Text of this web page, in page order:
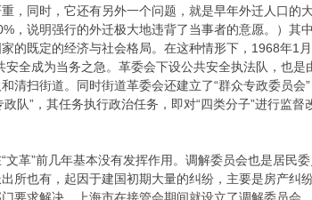
，同时，它还有另外一个问题，就是早年外迁人口的
，说明强行的外迁极大地违背了当事者的意愿。）其
的既定的经济与社会格局。在这种情形下，1968年1
全成为当务之急。革委会下设公共安全执法队，也
清扫街道。同时街道革委会还建立了“群众专政委员
队”，其任务执行政治任务，即对“四类分子”进行监
”前几年基本没有发挥作用。调解委员会也是居民
所也有，起因于建国初期大量的纠纷，主要是房产纠